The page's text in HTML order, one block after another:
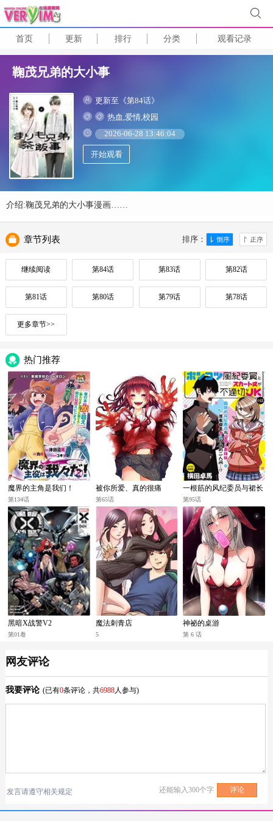
首页 更新 排行 分类 观看记录
鞠茂兄弟的大小事
更新至《第84话》
热血,爱情,校园
2026-06-28 13:46:04
开始观看
介绍:鞠茂兄弟的大小事漫画……
排序：
章节列表
继续阅读 第84话 第83话 第82话
第81话 第80话 第79话 第78话
更多章节>>
热门推荐
魔界的主角是我们！
第134话
被你所爱、真的很痛
第65话
一根筋的风纪委员与裙长
不当的JK
第95话
黑暗X战警V2
第01卷
魔法刺青店
5
神祕的桌游
第 6 话
网友评论
我要评论 (已有0条评论，共6988人参与)
发言请遵守相关规定 还能输入300个字